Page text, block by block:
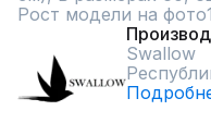
Рост модели на
Swallow